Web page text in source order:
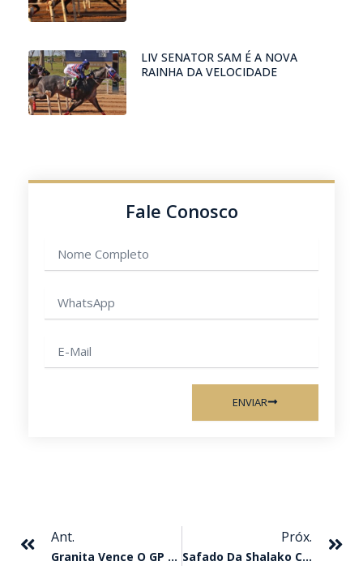
LIV SENATOR SAM É A NOVA
RAINHA DA VELOCIDADE
Fale Conosco
completo
mail
ENVIAR
Ant.
Granita Vence O GP ABQM Rainha Da Velocidade
Próx.
Safado Da Shalako Confirma Favoritismo E Vence O GP ABQM Potro Do Futuro